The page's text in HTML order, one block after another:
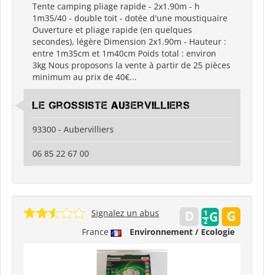
Tente camping pliage rapide - 2x1.90m - h
1m35/40 - double toit - dotée d'une moustiquaire
Ouverture et pliage rapide (en quelques
secondes), légère Dimension 2x1.90m - Hauteur :
entre 1m35cm et 1m40cm Poids total : environ
3kg Nous proposons la vente à partir de 25 pièces
minimum au prix de 40€...
Le Grossiste Aubervilliers
93300 - Aubervilliers
06 85 22 67 00
France Environnement / Ecologie
Signalez un abus